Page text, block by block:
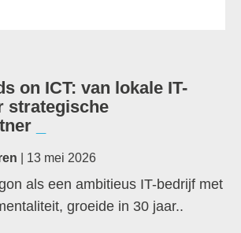
on ICT: van lokale IT-
strategische
| 13 mei 2026
als een ambitieus IT-bedrijf met
groeide in 30 jaar..